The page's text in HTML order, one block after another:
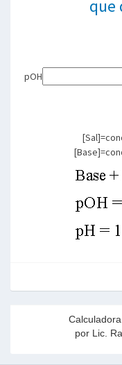
que
pOH
[Sal]=
[Base]=
por Lic.